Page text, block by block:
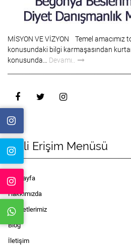
MİSYON VE VİZYON Temel amacımız
konusundaki bilgi karmaşasından
konusunda… Devamı..
Hizli Erişim Menüsü
Anasayfa
Hakkımızda
Hizmetlerimiz
Blog
İletişim